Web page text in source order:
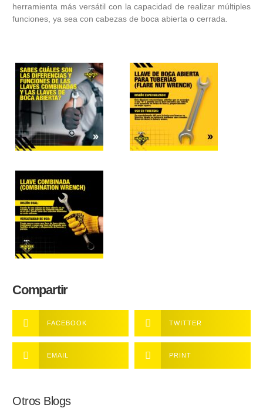
herramienta más versátil con la capacidad de realizar múltiples
funciones, ya sea con cabezas de boca abierta o cerrada.
Compartir
FACEBOOK TWITTER
EMAIL PRINT
Otros Blogs